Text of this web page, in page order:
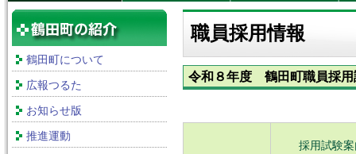
鶴田町について
広報つるた
お知らせ版
推進運動
職員採用情報
令和８年度 鶴田町職員採用
採用試験